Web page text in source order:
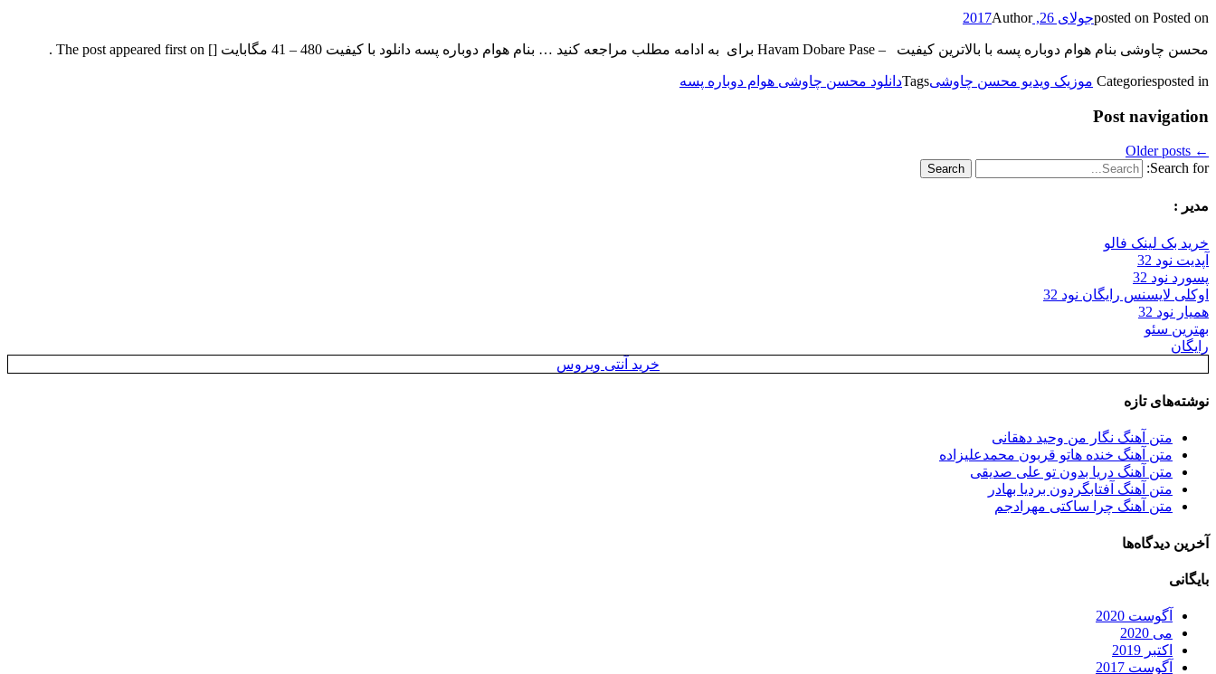
posted on Posted on جولای 26, 2017 Author
محسن چاوشی بنام هوام دوباره پسه با بالاترین کیفیت – Havam Dobare Pase برای به ادامه مطلب مراجعه کنید … بنام هوام دوباره پسه دانلود با کیفیت 480 – 41 مگابایت [] The post appeared first on .
Categoriesposted in موزیک ویدیو محسن چاوشیTagsدانلود محسن چاوشی هوام دوباره پسه
Post navigation
←
Search for:
مدیر :
خرید بک لینک فالو
آپدیت نود 32
پسورد نود 32
اوکلی لایسنس رایگان نود 32
همیار نود 32
بهترین سئو
رایگان
خرید آنتی ویروس
نوشته‌های تازه
متن آهنگ نگار من وحید دهقانی
متن آهنگ خنده هاتو قربون محمدعلیزاده
متن آهنگ دریا بدون تو علی صدیقی
متن آهنگ آفتابگردون بردیا بهادر
متن آهنگ چرا ساکتی مهرادجم
آخرین دیدگاه‌ها
بایگانی
آگوست 2020
می 2020
اکتبر 2019
آگوست 2017